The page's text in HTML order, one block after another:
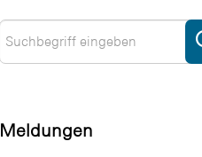
Meldungen